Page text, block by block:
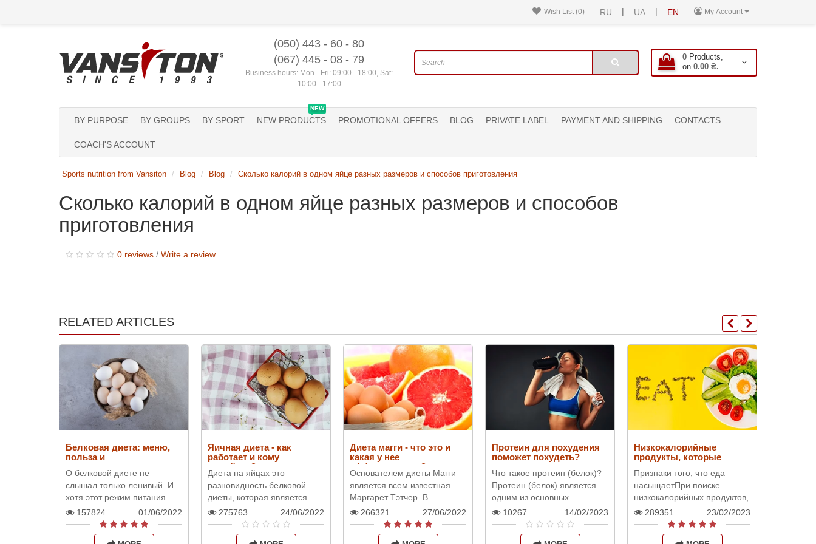
My Account
RU | UA | EN
Wish List (0)
(050) 443 - 60 - 80
(067) 445 - 08 - 79
Business hours: Mon - Fri: 09:00 - 18:00, Sat:
10:00 - 17:00
0 Products,
on 0.00 ₴.
BY PURPOSE BY GROUPS BY SPORT
NEW
NEW PRODUCTS PROMOTIONAL OFFERS BLOG PRIVATE LABEL PAYMENT AND SHIPPING CONTACTS
COACH'S ACCOUNT
Sports nutrition from Vansiton Blog Blog Cколько калорий в одном яйце разных размеров и способов приготовления
Cколько калорий в одном яйце разных размеров и способов
приготовления
0 reviews/ Write a review
RELATED ARTICLES
Белковая диета: меню,
польза и
О белковой диете не
слышал только ленивый. И
хотя этот режим питания
вызывает немалые споры и
дискуссии в кругах по
питанию и здоровью, он
157824 01/06/2022
Яичная диета - как
работает и кому
подойдет?
Диета на яйцах это
разновидность белковой
диеты, которая является
низкоуглеводной и
позволяет терять жировую
массу не допуская
275763 24/06/2022
Диета магги - что это и
какая у нее
эффективность?
Основателем диеты Магги
является всем известная
Маргарет Тэтчер. В
настоящее время такой
принцип питания является
одним из наиболее
266321 27/06/2022
Протеин для похудения
поможет похудеть?
Что такое протеин (белок)?
Протеин (белок) является
одним из основных
элементов строения
человеческого организма.
Белковые соединения — это
10267 14/02/2023
Низкокалорийные
продукты, которые
похудеть
Признаки того, что еда
насыщаетПри поиске
низкокалорийных продуктов,
которые насыщают
организм и позволяют нам
чувствовать себя сытыми,
289351 23/02/2023